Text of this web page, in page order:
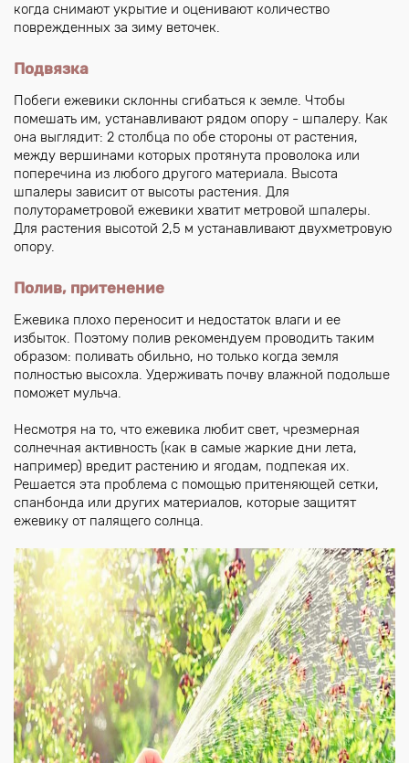
когда снимают укрытие и оценивают количество
поврежденных за зиму веточек.
Подвязка
Побеги ежевики склонны сгибаться к земле. Чтобы
помешать им, устанавливают рядом опору - шпалеру. Как
она выглядит: 2 столбца по обе стороны от растения,
между вершинами которых протянута проволока или
поперечина из любого другого материала. Высота
шпалеры зависит от высоты растения. Для
полутораметровой ежевики хватит метровой шпалеры.
Для растения высотой 2,5 м устанавливают двухметровую
опору.
Полив, притенение
Ежевика плохо переносит и недостаток влаги и ее
избыток. Поэтому полив рекомендуем проводить таким
образом: поливать обильно, но только когда земля
полностью высохла. Удерживать почву влажной подольше
поможет мульча.
Несмотря на то, что ежевика любит свет, чрезмерная
солнечная активность (как в самые жаркие дни лета,
например) вредит растению и ягодам, подпекая их.
Решается эта проблема с помощью притеняющей сетки,
спанбонда или других материалов, которые защитят
ежевику от палящего солнца.